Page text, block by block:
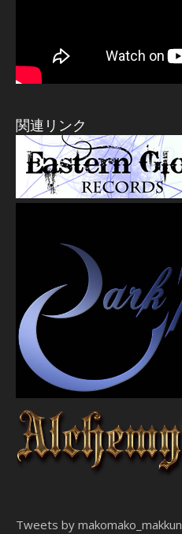
関連リンク
Tweets by makomako_makkun